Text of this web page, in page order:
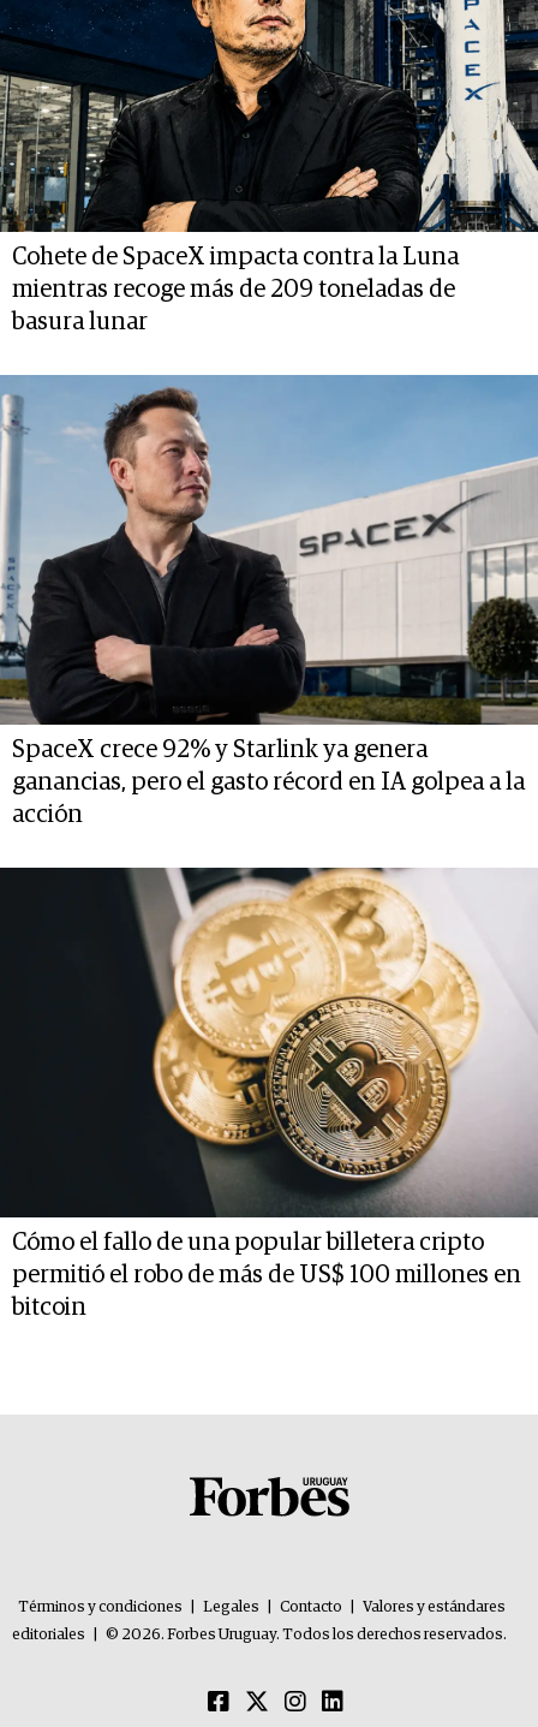
Cohete de SpaceX impacta contra la Luna
mientras recoge más de 209 toneladas de
basura lunar
SpaceX crece 92% y Starlink ya genera
ganancias, pero el gasto récord en IA golpea a la
acción
Cómo el fallo de una popular billetera cripto
permitió el robo de más de US$ 100 millones en
bitcoin
Términos y condiciones Legales Contacto
Valores y estándares
editoriales
© 2026. Forbes Uruguay. Todos los derechos reservados.